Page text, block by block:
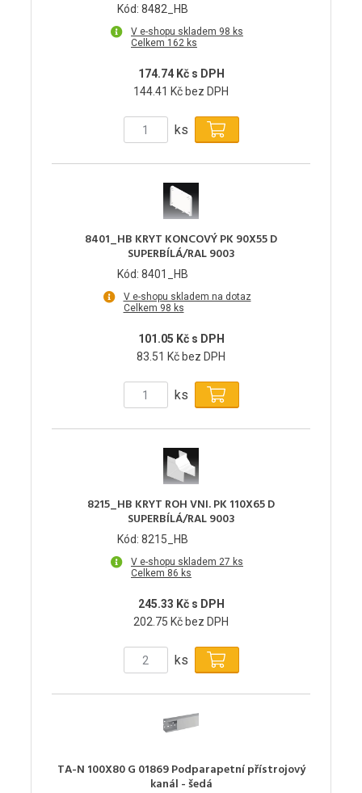
Kód: 8482_HB
V e-shopu skladem 98 ks
Celkem 162 ks
174.74 Kč s DPH
144.41 Kč bez DPH
ks
8401_HB KRYT KONCOVÝ PK 90X55 D
SUPERBÍLÁ/RAL 9003
Kód: 8401_HB
V e-shopu skladem na dotaz
Celkem 98 ks
101.05 Kč s DPH
83.51 Kč bez DPH
ks
8215_HB KRYT ROH VNI. PK 110X65 D
SUPERBÍLÁ/RAL 9003
Kód: 8215_HB
V e-shopu skladem 27 ks
Celkem 86 ks
245.33 Kč s DPH
202.75 Kč bez DPH
ks
TA-N 100X80 G 01869 Podparapetní přístrojový
kanál - šedá